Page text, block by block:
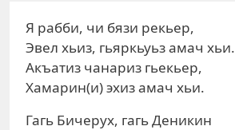
Я рабби, чи бязи рекьер,
Эвел хьиз, гьяркьуьз амач хьи.
Акъатиз чанариз гьекьер,
Хамарин(и) эхиз амач хьи.
Гагь Бичерух, гагь Деникин